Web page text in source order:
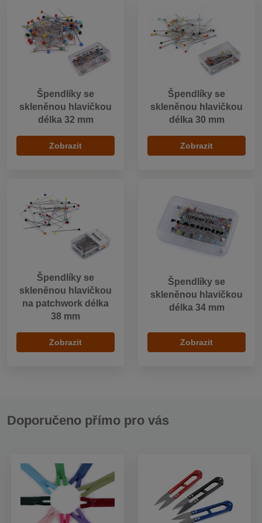
Špendlíky se
skleněnou hlavičkou
délka 32 mm
Zobrazit
Špendlíky se
skleněnou hlavičkou
délka 30 mm
Zobrazit
Špendlíky se
skleněnou hlavičkou
na patchwork délka
38 mm
Zobrazit
Špendlíky se
skleněnou hlavičkou
délka 34 mm
Zobrazit
Doporučeno přímo pro vás